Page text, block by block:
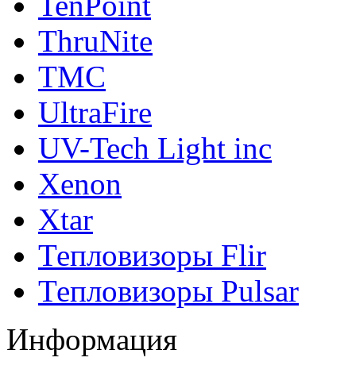
ThruNite
TMC
UltraFire
UV-Tech Light inc
Xenon
Xtar
Тепловизоры Flir
Тепловизоры Pulsar
Информация